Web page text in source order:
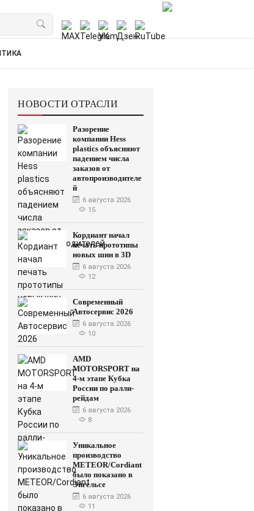
НОВОСТИ ОТРАСЛИ
Разорение
компании Hess
plastics объясняют
падением числа
заказов от
автопроизводителе
й
6 августа 2026
15
Кордиант начал
печать прототипы
новых шин в 3D
6 августа 2026
12
Современный
Автосервис 2026
6 августа 2026
10
AMD
MOTORSPORT на
4-м этапе Кубка
России по ралли-
рейдам
6 августа 2026
8
Уникальное
производство
METEOR/Cordiant
было показано в
Энгельсе
6 августа 2026
11